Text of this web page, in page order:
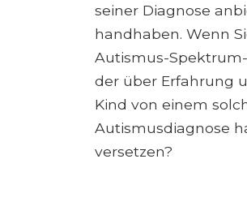
seiner Diagnose
handhaben. Wenn
Autismus-
der über Erfahrung
Kind von einem
Autismusdiagnose
versetzen?